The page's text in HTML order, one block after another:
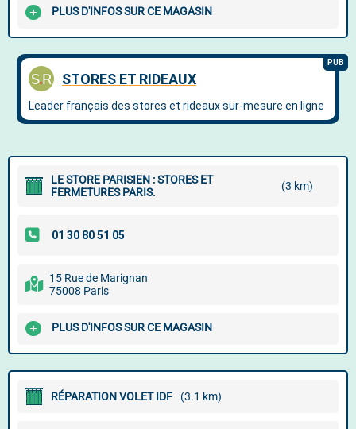
PLUS D'INFOS SUR CE MAGASIN
LE STORE PARISIEN : STORES ET
FERMETURES PARIS.
(3 km)
15 Rue de Marignan
75008 Paris
PLUS D'INFOS SUR CE MAGASIN
RÉPARATION VOLET IDF (3.1 km)